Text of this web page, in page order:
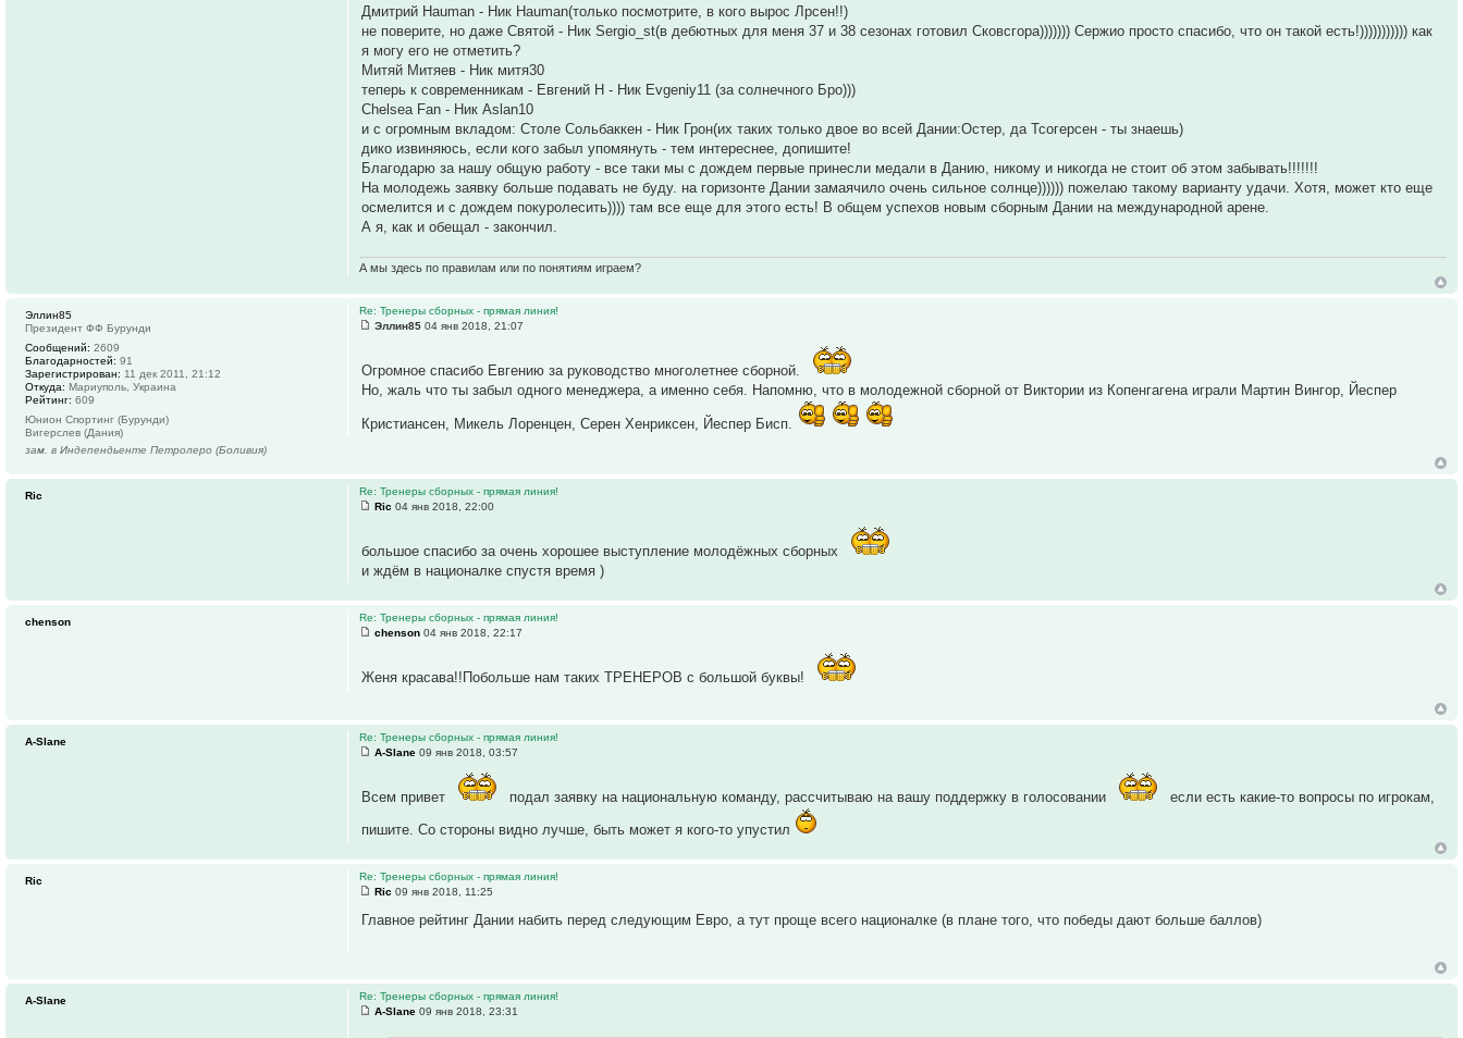
Дмитрий Hauman - Ник Hauman(только посмотрите, в кого вырос Лрсен!!)
не поверите, но даже Святой - Ник Sergio_st(в дебютных для меня 37 и 38 сезонах готовил Сковсгора))))))) Сержио просто спасибо, что он такой есть!))))))))))) как
я могу его не отметить?
Митяй Митяев - Ник митя30
теперь к современникам - Евгений Н - Ник Evgeniy11 (за солнечного Бро)))
Chelsea Fan - Ник Aslan10
и с огромным вкладом: Столе Сольбаккен - Ник Грон(их таких только двое во всей Дании:Остер, да Тсогерсен - ты знаешь)
дико извиняюсь, если кого забыл упомянуть - тем интереснее, допишите!
Благодарю за нашу общую работу - все таки мы с дождем первые принесли медали в Данию, никому и никогда не стоит об этом забывать!!!!!!!
На молодежь заявку больше подавать не буду. на горизонте Дании замаячило очень сильное солнце)))))) пожелаю такому варианту удачи. Хотя, может кто еще
осмелится и с дождем покуролесить)))) там все еще для этого есть! В общем успехов новым сборным Дании на международной арене.
А я, как и обещал - закончил.
А мы здесь по правилам или по понятиям играем?
Re: Тренеры сборных - прямая линия!
Эллин85 04 янв 2018, 21:07
Огромное спасибо Евгению за руководство многолетнее сборной.
Но, жаль что ты забыл одного менеджера, а именно себя. Напомню, что в молодежной сборной от Виктории из Копенгагена играли Мартин Вингор, Йеспер
Кристиансен, Микель Лоренцен, Серен Хенриксен, Йеспер Бисп.
Эллин85
Президент ФФ Бурунди
Сообщений: 2609
Благодарностей: 91
Зарегистрирован: 11 дек 2011, 21:12
Откуда: Мариуполь, Украина
Рейтинг: 609
Юнион Спортинг (Бурунди)
Вигерслев (Дания)
зам. в Индепендьенте Петролеро (Боливия)
Re: Тренеры сборных - прямая линия!
Ric 04 янв 2018, 22:00
большое спасибо за очень хорошее выступление молодёжных сборных
и ждём в националке спустя время )
Ric
Re: Тренеры сборных - прямая линия!
chenson 04 янв 2018, 22:17
Женя красава!!Побольше нам таких ТРЕНЕРОВ с большой буквы!
chenson
Re: Тренеры сборных - прямая линия!
A-Slane 09 янв 2018, 03:57
Всем привет подал заявку на национальную команду, рассчитываю на вашу поддержку в голосовании
если есть какие-то вопросы по игрокам,
пишите. Со стороны видно лучше, быть может я кого-то упустил
A-Slane
Re: Тренеры сборных - прямая линия!
Ric 09 янв 2018, 11:25
Главное рейтинг Дании набить перед следующим Евро, а тут проще всего националке (в плане того, что победы дают больше баллов)
Ric
Re: Тренеры сборных - прямая линия!
A-Slane 09 янв 2018, 23:31
A-Slane